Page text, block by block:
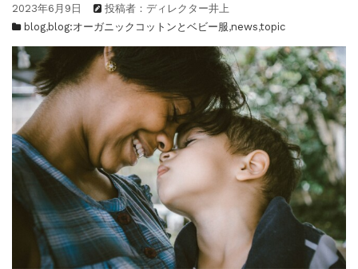
2023年6月9日
投稿者：ディレクター井上
blog,blog:オーガニックコットンとベビー服,news,topic